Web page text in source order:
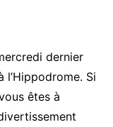
dernier
l’Hippodrome. Si
êtes à